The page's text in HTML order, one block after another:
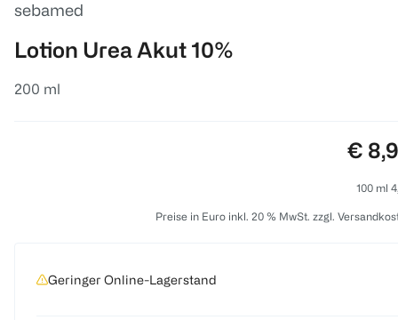
sebamed
Lotion Urea Akut 10%
200 ml
€
100 ml
Preise in Euro inkl. 20 % MwSt. zzgl.
Geringer Online-Lagerstand